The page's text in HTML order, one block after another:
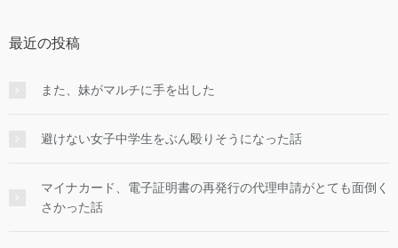
最近の投稿
また、妹がマルチに手を出した
避けない女子中学生をぶん殴りそうになった話
マイナカード、電子証明書の再発行の代理申請がとても面倒く
さかった話